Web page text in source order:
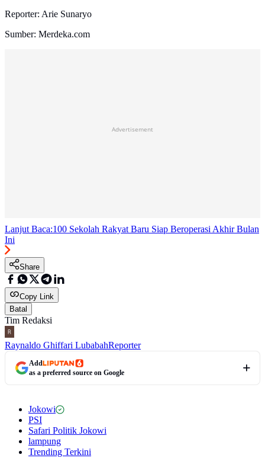
Reporter: Arie Sunaryo
Sumber: Merdeka.com
Advertisement
Lanjut Baca:100 Sekolah Rakyat Baru Siap Beroperasi Akhir Bulan
Ini
Share
Copy Link
Batal
Tim Redaksi
Raynaldo Ghiffari LubabahReporter
Add
as a preferred source on Google
Jokowi
PSI
Safari Politik Jokowi
lampung
Trending Terkini